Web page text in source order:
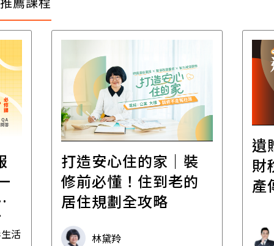
活
打造安心住的家｜裝
修前必懂！住到老的
居住規劃全攻略
林黛羚
遺
財
產